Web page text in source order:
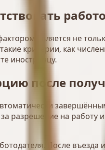
является не
критерии, как
иностранцу.
после
разрешение на
После